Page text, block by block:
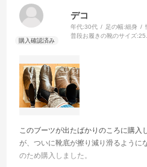
デコ
年代:30代 足の幅:細身
普段お履きの靴のサイズ:
このブーツが出たばかりのころに購入
が、ついに靴底が擦り減り滑るように
のため購入しました。